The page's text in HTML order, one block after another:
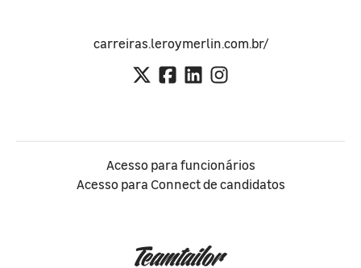
carreiras.leroymerlin.com.br/
Acesso para funcionários
Acesso para Connect de candidatos